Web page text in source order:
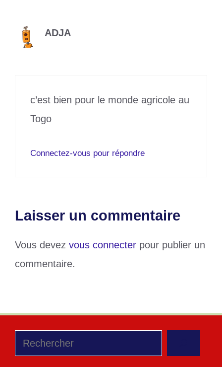
ADJA
c’est bien pour le monde agricole au
Togo
Connectez-vous pour répondre
Laisser un commentaire
Vous devez vous connecter pour publier un
commentaire.
Rechercher